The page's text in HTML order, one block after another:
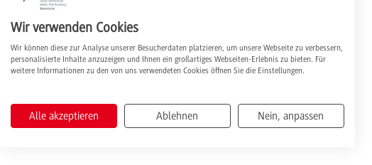
Wir verwenden Cookies
Wir können diese zur Analyse unserer Besucherdaten platzieren, um unsere Webseite zu verbessern,
personalisierte Inhalte anzuzeigen und Ihnen ein großartiges Webseiten-Erlebnis zu bieten. Für
weitere Informationen zu den von uns verwendeten Cookies öffnen Sie die Einstellungen.
Alle akzeptieren Ablehnen Nein, anpassen